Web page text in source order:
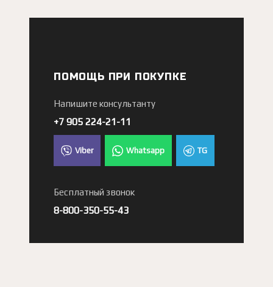
ПОМОЩЬ ПРИ ПОКУПКЕ
Напишите консультанту
+7 905 224-21-11
Viber Whatsapp TG
Бесплатный звонок
8-800-350-55-43